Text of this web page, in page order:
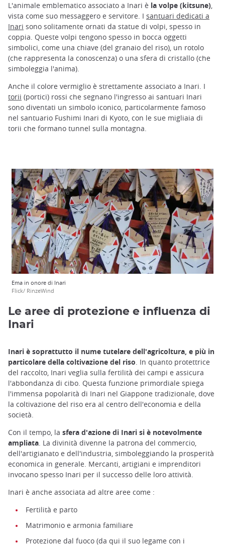
L'animale emblematico associato a Inari è la volpe (kitsune),
vista come suo messaggero e servitore. I santuari dedicati a
Inari sono solitamente ornati da statue di volpi, spesso in
coppia. Queste volpi tengono spesso in bocca oggetti
simbolici, come una chiave (del granaio del riso), un rotolo
(che rappresenta la conoscenza) o una sfera di cristallo (che
simboleggia l'anima).
Anche il colore vermiglio è strettamente associato a Inari. I
torii (portici) rossi che segnano l'ingresso ai santuari Inari
sono diventati un simbolo iconico, particolarmente famoso
nel santuario Fushimi Inari di Kyoto, con le sue migliaia di
torii che formano tunnel sulla montagna.
Ema in onore di Inari
Flick/ RinzeWind
Le aree di protezione e influenza di
Inari
Inari è soprattutto il nume tutelare dell'agricoltura, e più in
particolare della coltivazione del riso. In quanto protettrice
del raccolto, Inari veglia sulla fertilità dei campi e assicura
l'abbondanza di cibo. Questa funzione primordiale spiega
l'immensa popolarità di Inari nel Giappone tradizionale, dove
la coltivazione del riso era al centro dell'economia e della
società.
Con il tempo, la sfera d'azione di Inari si è notevolmente
ampliata. La divinità divenne la patrona del commercio,
dell'artigianato e dell'industria, simboleggiando la prosperità
economica in generale. Mercanti, artigiani e imprenditori
invocano spesso Inari per il successo delle loro attività.
Inari è anche associata ad altre aree come :
Fertilità e parto
Matrimonio e armonia familiare
Protezione dal fuoco (da qui il suo legame con i